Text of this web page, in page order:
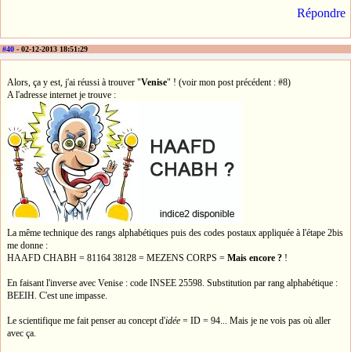
Répondre
#40 - 02-12-2013 18:51:29
Alors, ça y est, j'ai réussi à trouver "Venise" ! (voir mon post précédent : #8)
A l'adresse internet je trouve :
La même technique des rangs alphabétiques puis des codes postaux appliquée à l'étape 2bis
me donne :
HAAFD CHABH = 81164 38128 = MEZENS CORPS = Mais encore ? !
En faisant l'inverse avec Venise : code INSEE 25598. Substitution par rang alphabétique :
BEEIH. C'est une impasse.
Le scientifique me fait penser au concept d'idée = ID = 94... Mais je ne vois pas où aller
avec ça.